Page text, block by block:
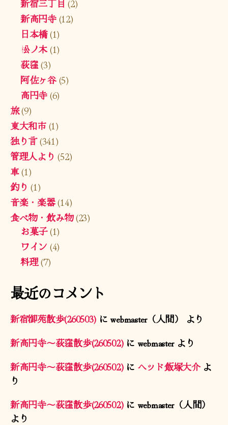
新宿三丁目 (2)
新高円寺(12)
日本橋(1)
松ノ木(1)
荻窪(3)
阿佐ヶ谷(5)
高円寺(6)
旅(9)
東大和市(1)
独り言(341)
管理人より (52)
車(1)
釣り (1)
音楽・楽器(14)
食べ物・飲み物(23)
お菓子(1)
ワイン (4)
料理(7)
最近のコメント
新宿御苑散歩(260503) にwebmaster（人間）
より
新高円寺〜荻窪散歩(260502)に webmasterより
新高円寺〜荻窪散歩(260502)に ヘッド飯塚大介よ
り
新高円寺〜荻窪散歩(260502)に webmaster（人間）
より